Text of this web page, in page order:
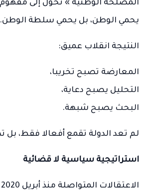
المصلحة الوطنية » تحول إلى مفهوم
يحمي الوطن، بل يحمي سلطة الوطن.
النتيجة انقلاب عميق:
المعارضة تصبح تخريبا،
التحليل يصبح دعاية،
البحث يصبح شبهة.
لم تعد الدولة تقمع أفعالا فقط، بل
استراتيجية سياسية لا قضائية